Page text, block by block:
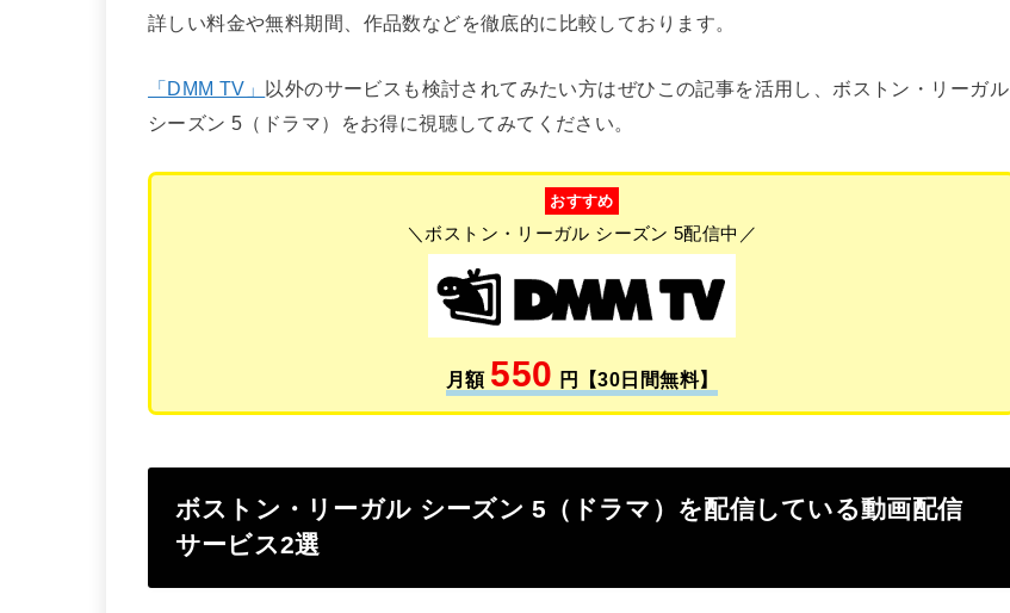
詳しい料金や無料期間、作品数などを徹底的に比較しております。
「DMM TV」 以外のサービスも検討されてみたい方はぜひこの記事を活用し、ボストン・リーガル
シーズン 5（ドラマ）をお得に視聴してみてください。
おすすめ
＼ボストン・リーガル シーズン 5配信中／
月額 550 円【30日間無料】
ボストン・リーガル シーズン 5（ドラマ）を配信している動画配信
サービス2選